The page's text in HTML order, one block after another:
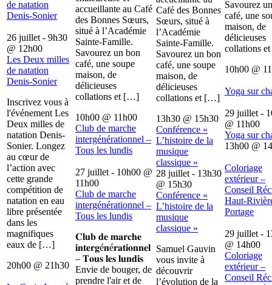
de natation
Denis-Sonier
26 juillet - 9h30
@ 12h00
Les Deux milles
de natation
Denis-Sonier
Inscrivez vous à
l'événement Les
Deux milles de
natation Denis-
Sonier. Longez
au cœur de
l’action avec
cette grande
compétition de
natation en eau
libre présentée
dans les
magnifiques
eaux de […]
20h00 @ 21h30
accueillante au Café
des Bonnes Sœurs,
situé à l’Académie
Sainte-Famille.
Savourez un bon
café, une soupe
maison, de
délicieuses
collations et […]
10h00 @ 11h00
Club de marche
intergénérationnel –
Tous les lundis
27 juillet - 10h00 @
11h00
Club de marche
intergénérationnel –
Tous les lundis
𝐂𝐥𝐮𝐛 𝐝𝐞 𝐦𝐚𝐫𝐜𝐡𝐞
𝐢𝐧𝐭𝐞𝐫𝐠é𝐧é𝐫𝐚𝐭𝐢𝐨𝐧𝐧𝐞𝐥
– 𝐓𝐨𝐮𝐬 𝐥𝐞𝐬 𝐥𝐮𝐧𝐝𝐢𝐬
Envie de bouger, de
prendre l'air et de
Café des Bonnes
Sœurs, situé à
l’Académie
Sainte-Famille.
Savourez un bon
café, une soupe
maison, de
délicieuses
collations et […]
13h30 @ 15h30
Conférence «
L’histoire de la
musique
classique »
28 juillet - 13h30
@ 15h30
Conférence «
L’histoire de la
musique
classique »
Samuel Gauvin
vous invite à
découvrir
l’évolution de la
Savourez
café, une
maison, de
délicieuses
collations
10h00 @
Yoga sur
29 juillet -
@ 11h00
Yoga sur
13h00 @
Coloriage
extérieur –
Conseil
Haut-
Portage
29 juillet -
@ 14h00
Coloriage
extérieur –
Conseil